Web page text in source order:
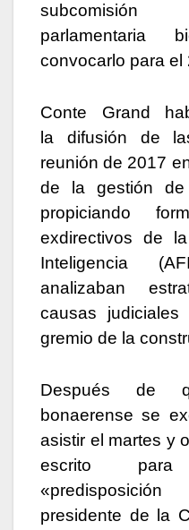
parlamentaria
convocarlo para el
Conte Grand
la difusión de
reunión de 2017
de la gestión
propiciando
exdirectivos de
Inteligencia
analizaban
causas judiciales
gremio de la
Después de
bonaerense se
asistir el martes y
escrito
presidente de la